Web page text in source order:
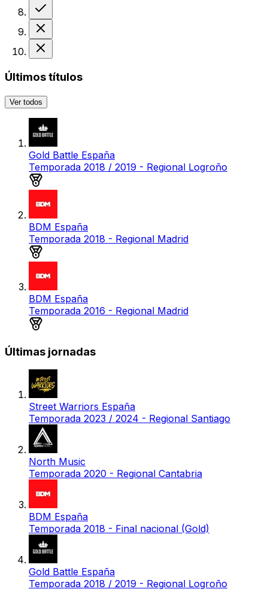
Últimos títulos
Ver todos
Gold Battle España
Temporada 2018 / 2019 - Regional Logroño
BDM España
Temporada 2018 - Regional Madrid
BDM España
Temporada 2016 - Regional Madrid
Últimas jornadas
Street Warriors España
Temporada 2023 / 2024 - Regional Santiago
North Music
Temporada 2020 - Regional Cantabria
BDM España
Temporada 2018 - Final nacional (Gold)
Gold Battle España
Temporada 2018 / 2019 - Regional Logroño